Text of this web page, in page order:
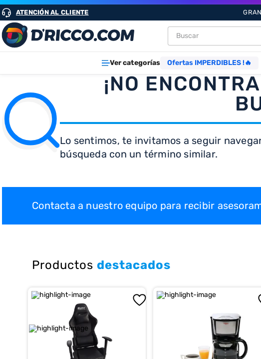
ATENCIÓN AL CLIENTE
Buscar
Ver categorías Ofertas IMPERDIBLES !🔥
¡NO
Lo sentimos, te invitamos a seguir
búsqueda con un término similar.
Contacta a nuestro equipo para recibir
Productos destacados
TÉRMINOS MÁS
1. heladeras
2. aires
4. cocinas
5 microondas
6